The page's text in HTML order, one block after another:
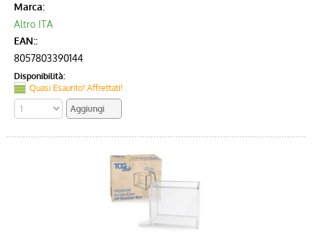
Marca:
Altro ITA
EAN::
8057803390144
Disponibilità:
Quasi Esaurito! Affrettati!